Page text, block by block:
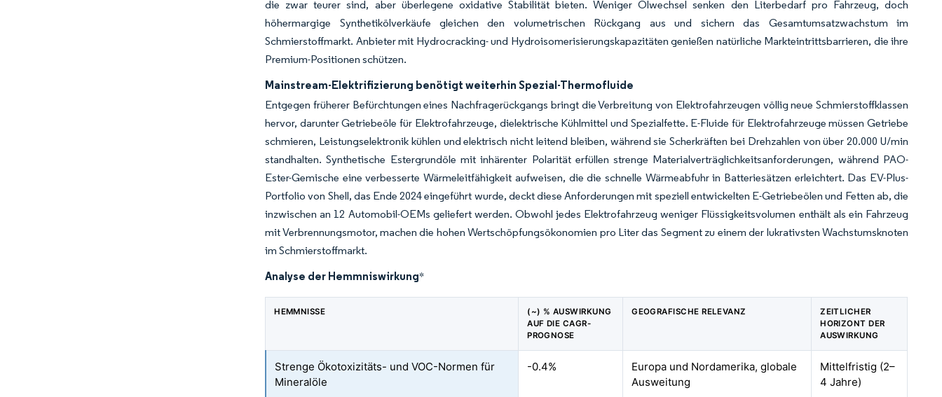
die zwar teurer sind, aber überlegene oxidative Stabilität bieten. Weniger Ölwechsel senken den Literbedarf pro Fahrzeug, doch
höhermargige Synthetikölverkäufe gleichen den volumetrischen Rückgang aus und sichern das Gesamtumsatzwachstum im
Schmierstoffmarkt. Anbieter mit Hydrocracking- und Hydroisomerisierungskapazitäten genießen natürliche Markteintrittsbarrieren, die ihre
Premium-Positionen schützen.
Mainstream-Elektrifizierung benötigt weiterhin Spezial-Thermofluide
Entgegen früherer Befürchtungen eines Nachfragerückgangs bringt die Verbreitung von Elektrofahrzeugen völlig neue Schmierstoffklassen
hervor, darunter Getriebeöle für Elektrofahrzeuge, dielektrische Kühlmittel und Spezialfette. E-Fluide für Elektrofahrzeuge müssen Getriebe
schmieren, Leistungselektronik kühlen und elektrisch nicht leitend bleiben, während sie Scherkräften bei Drehzahlen von über 20.000 U/min
standhalten. Synthetische Estergrundöle mit inhärenter Polarität erfüllen strenge Materialverträglichkeitsanforderungen, während PAO-
Ester-Gemische eine verbesserte Wärmeleitfähigkeit aufweisen, die die schnelle Wärmeabfuhr in Batteriesätzen erleichtert. Das EV-Plus-
Portfolio von Shell, das Ende 2024 eingeführt wurde, deckt diese Anforderungen mit speziell entwickelten E-Getriebeölen und Fetten ab, die
inzwischen an 12 Automobil-OEMs geliefert werden. Obwohl jedes Elektrofahrzeug weniger Flüssigkeitsvolumen enthält als ein Fahrzeug
mit Verbrennungsmotor, machen die hohen Wertschöpfungsökonomien pro Liter das Segment zu einem der lukrativsten Wachstumsknoten
im Schmierstoffmarkt.
Analyse der Hemmniswirkung*
HEMMNISSE
(~) % AUSWIRKUNG
AUF DIE CAGR-
PROGNOSE
GEOGRAFISCHE RELEVANZ
ZEITLICHER
HORIZONT DER
AUSWIRKUNG
Strenge Ökotoxizitäts- und VOC-Normen für
Mineralöle
-0.4%
Europa und Nordamerika, globale
Ausweitung
Mittelfristig (2–
4 Jahre)